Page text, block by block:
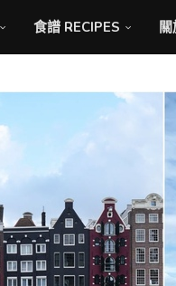
食譜 RECIPES